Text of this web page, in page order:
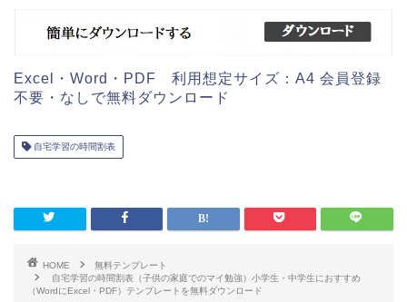
Excel・Word・PDF 利用想定サイズ：A4 会員登録
不要・なしで無料ダウンロード
自宅学習の時間割表
HOME
無料テンプレート
自宅学習の時間割表（子供の家庭でのマイ勉強）小学生・中学生におすすめ
（WordにExcel・PDF）テンプレートを無料ダウンロード